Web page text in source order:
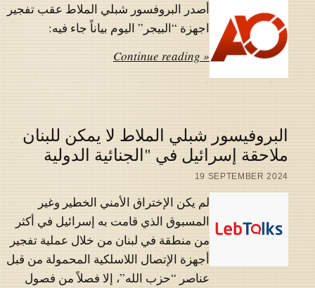
أصدر البروفسور شبلي الملاط عقب تفجير
اجهزة “البيجر” اليوم بياناً جاء فيه:
Continue reading »
البروفيسور شبلي الملاط لا يمكن للبنان
ملاحقة إسرائيل في "الجنائية الدولية
19 SEPTEMBER 2024
لم يكن الإختراق الأمني الخطير وغير
المسبوق الذي قامت به إسرائيل في أكثر
من منطقة في لبنان من خلال عملية تفجير
أجهزة الإتصال اللاسلكية المحمولة من قبل
عناصر “حزب الله”، إلا فصلاً من فصول